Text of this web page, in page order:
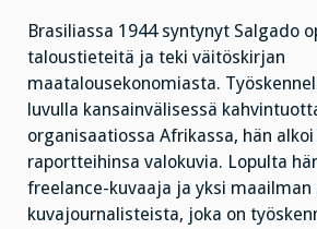
Brasiliassa 1944 syntynyt Salgado
taloustieteitä ja teki väitöskirjan
maatalousekonomiasta.
luvulla kansainvälisessä
organisaatiossa Afrikassa, hän
raportteihinsa valokuvia. Lopulta
freelance-kuvaaja ja yksi
kuvajournalisteista, joka on